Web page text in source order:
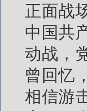
正面战
中国共
动战，
曾回忆
相信游